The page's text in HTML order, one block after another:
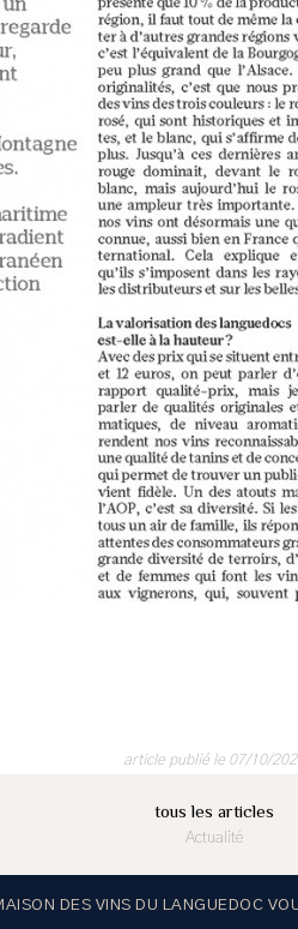
article publié le 07/10/
tous les articles
Actualité
DES VINS DU LANGUEDOC